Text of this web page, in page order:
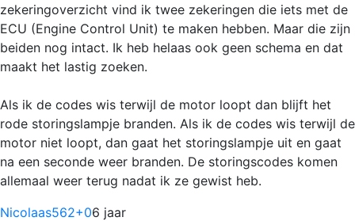
zekeringoverzicht vind ik twee zekeringen die iets met de
ECU (Engine Control Unit) te maken hebben. Maar die zijn
beiden nog intact. Ik heb helaas ook geen schema en dat
maakt het lastig zoeken.
Als ik de codes wis terwijl de motor loopt dan blijft het
rode storingslampje branden. Als ik de codes wis terwijl de
motor niet loopt, dan gaat het storingslampje uit en gaat
na een seconde weer branden. De storingscodes komen
allemaal weer terug nadat ik ze gewist heb.
Nicolaas562+06 jaar